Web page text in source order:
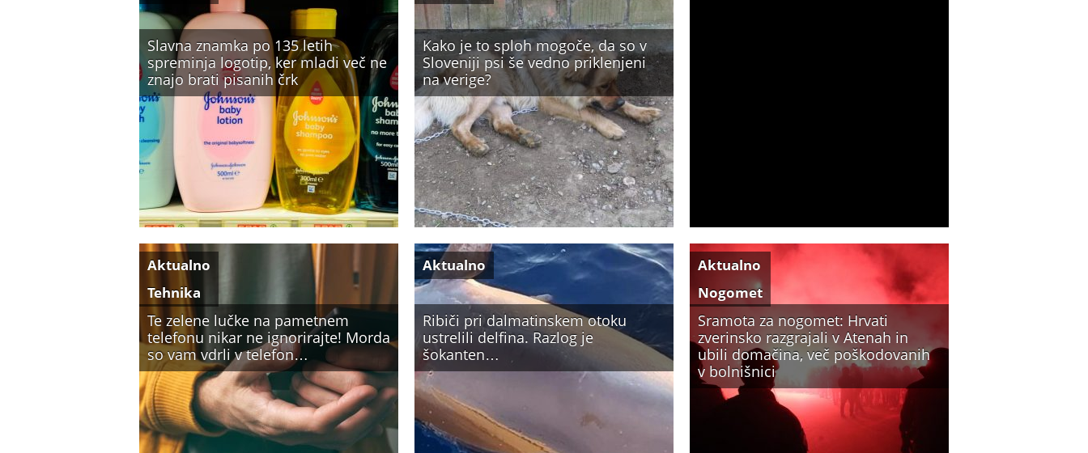
Slavna znamka po 135 letih
spreminja logotip, ker mladi več ne
znajo brati pisanih črk
Kako je to sploh mogoče, da so v
Sloveniji psi še vedno priklenjeni
na verige?
Te zelene lučke na pametnem
telefonu nikar ne ignorirajte! Morda
so vam vdrli v telefon…
Aktualno
Tehnika
Ribiči pri dalmatinskem otoku
ustrelili delfina. Razlog je
šokanten…
Aktualno
Sramota za nogomet: Hrvati
zverinsko razgrajali v Atenah in
ubili domačina, več poškodovanih
v bolnišnici
Aktualno
Nogomet